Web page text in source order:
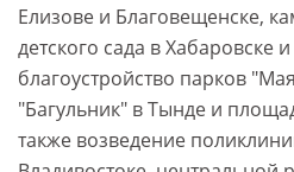
Елизове и Благовещенске,
детского сада в Хабаровске
благоустройство парков
"Багульник" в Тынде и
также возведение